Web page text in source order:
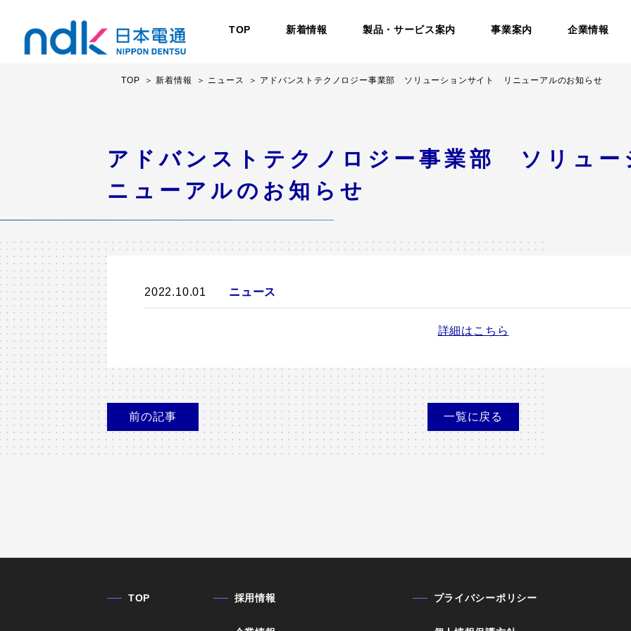
TOP 新着情報 製品・サービス案内 事業案内 企業情報
TOP 新着情報 ニュース アドバンストテクノロジー事業部 ソリューションサイト リニューアルのお知らせ
アドバンストテクノロジー事業部 ソリュ
ニューアルのお知らせ
2022.10.01 ニュース
詳細はこちら
前の記事 一覧に 戻る
TOP 採用情報 プライバシーポリシー